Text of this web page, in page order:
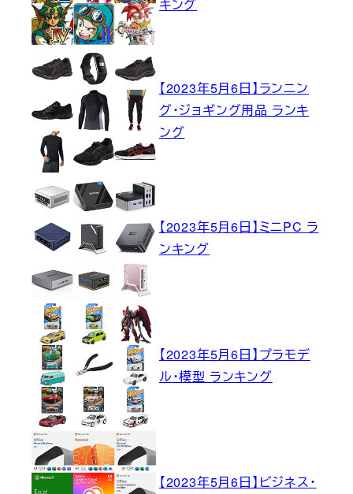
キング
【2023年5月6日】ランニン
グ・ジョギング用品 ランキ
ング
【2023年5月6日】ミニPC ラ
ンキング
【2023年5月6日】プラモデ
ル・模型 ランキング
【2023年5月6日】ビジネス・